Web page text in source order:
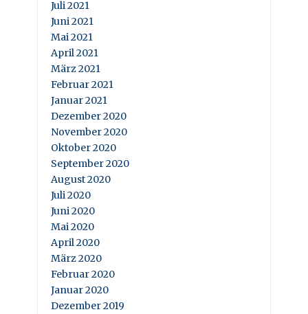
Juli 2021
Juni 2021
Mai 2021
April 2021
März 2021
Februar 2021
Januar 2021
Dezember 2020
November 2020
Oktober 2020
September 2020
August 2020
Juli 2020
Juni 2020
Mai 2020
April 2020
März 2020
Februar 2020
Januar 2020
Dezember 2019